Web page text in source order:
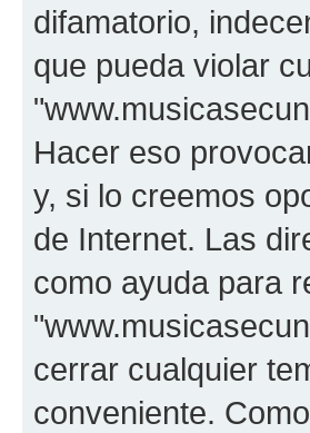
difamatorio,
que pueda violar
Hacer eso
y, si lo creemos
de Internet. Las
como ayuda para
cerrar cualquier
conveniente.